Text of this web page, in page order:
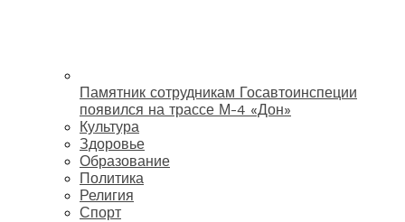
Памятник сотрудникам Госавтоинспеции
появился на трассе М-4 «Дон»
Культура
Здоровье
Образование
Политика
Религия
Спорт